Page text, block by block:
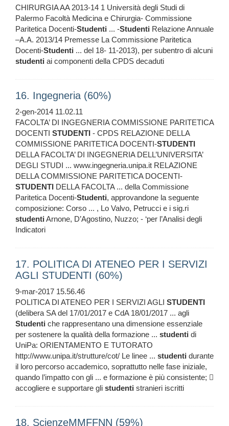
CHIRURGIA AA 2013-14 1 Università degli Studi di
Palermo Facoltà Medicina e Chirurgia- Commissione
Paritetica Docenti-Studenti ... -Studenti Relazione Annuale
–A.A. 2013/14 Premesse La Commissione Paritetica
Docenti-Studenti ... del 18- 11-2013), per subentro di alcuni
studenti ai componenti della CPDS decaduti
16. Ingegneria (60%)
2-gen-2014 11.02.11
FACOLTA’ DI INGEGNERIA COMMISSIONE PARITETICA
DOCENTI STUDENTI - CPDS RELAZIONE DELLA
COMMISSIONE PARITETICA DOCENTI-STUDENTI
DELLA FACOLTA’ DI INGEGNERIA DELL’UNIVERSITA’
DEGLI STUDI ... www.ingegneria.unipa.it RELAZIONE
DELLA COMMISSIONE PARITETICA DOCENTI-
STUDENTI DELLA FACOLTA ... della Commissione
Paritetica Docenti-Studenti, approvandone la seguente
composizione: Corso ... , Lo Valvo, Petrucci e i sig.ri
studenti Arnone, D’Agostino, Nuzzo; - ‘per l’Analisi degli
Indicatori
17. POLITICA DI ATENEO PER I SERVIZI
AGLI STUDENTI (60%)
9-mar-2017 15.56.46
POLITICA DI ATENEO PER I SERVIZI AGLI STUDENTI
(delibera SA del 17/01/2017 e CdA 18/01/2017 ... agli
Studenti che rappresentano una dimensione essenziale
per sostenere la qualità della formazione ... studenti di
UniPa: ORIENTAMENTO E TUTORATO
http://www.unipa.it/strutture/cot/ Le linee ... studenti durante
il loro percorso accademico, soprattutto nelle fase iniziale,
quando l’impatto con gli ... e formazione è più consistente; 
accogliere e supportare gli studenti stranieri iscritti
18. ScienzeMMFFNN (59%)